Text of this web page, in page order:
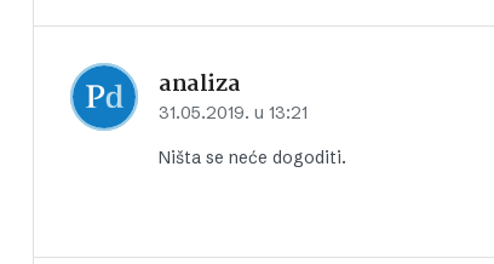
analiza
31.05.2019. u 13:21
Ništa se neće dogoditi.